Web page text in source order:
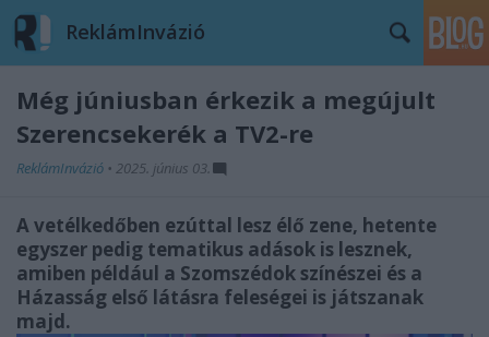
ReklámInvázió
Még júniusban érkezik a megújult
Szerencsekerék a TV2-re
ReklámInvázió • 2025. június 03.
A vetélkedőben ezúttal lesz élő zene, hetente
egyszer pedig tematikus adások is lesznek,
amiben például a Szomszédok színészei és a
Házasság első látásra feleségei is játszanak
majd.